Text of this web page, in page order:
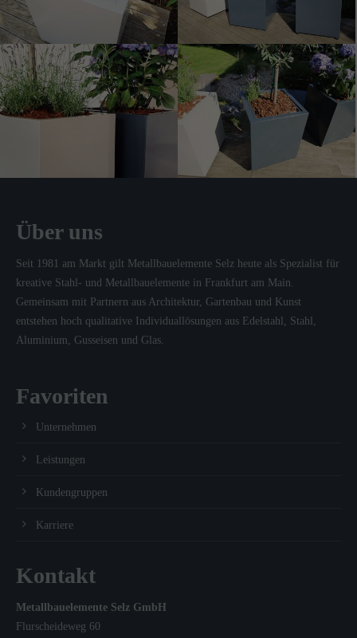
Über uns
Seit 1981 am Markt gilt Metallbauelemente Selz heute als Spezialist für
kreative Stahl- und Metallbauelemente in Frankfurt am Main.
Gemeinsam mit Partnern aus Architektur, Gartenbau und Kunst
entstehen hoch qualitative Individuallösungen aus Edelstahl, Stahl,
Aluminium, Gusseisen und Glas.
Favoriten
Unternehmen
Leistungen
Kundengruppen
Karriere
Kontakt
Metallbauelemente Selz GmbH
Flurscheideweg 60